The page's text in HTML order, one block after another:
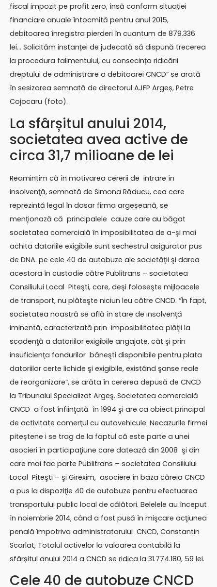
fiscal impozit pe profit zero, însă conform situației
financiare anuale întocmită pentru anul 2015,
debitoarea înregistra pierderi în cuantum de 879.336
lei… Solicităm instanței de judecată să dispună trecerea
la procedura falimentului, cu consecința ridicării
dreptului de administrare a debitoarei CNCD” se arată
în sesizarea semnată de directorul AJFP Argeș, Petre
Cojocaru (foto).
La sfârșitul anului 2014,
societatea avea active de
circa 31,7 milioane de lei
Reamintim că în motivarea cererii de intrare în
insolvenţă, semnată de Simona Răducu, cea care
reprezintă legal în dosar firma argeșeană, se
menţionază că principalele cauze care au băgat
societatea comercială în imposibilitatea de a-şi mai
achita datoriile exigibile sunt sechestrul asigurator pus
de DNA. pe cele 40 de autobuze ale societăţii şi darea
acestora în custodie către Publitrans – societatea
Consiliului Local Piteşti, care, deşi foloseşte mijloacele
de transport, nu plăteşte niciun leu către CNCD. “În fapt,
societatea noastră se află în stare de insolvenţă
iminentă, caracterizată prin imposibilitatea plăţii la
scadenţă a datoriilor exigibile angajate, cât şi prin
insuficienţa fondurilor băneşti disponibile pentru plata
datoriilor certe lichide şi exigibile, existând şanse reale
de reorganizare”, se arăta în cererea depusă de CNCD
la Tribunalul Specializat Argeş. Societatea comercială
CNCD a fost înfiinţată în 1994 şi are ca obiect principal
de activitate comerţul cu autovehicule. Necazurile firmei
piteștene i se trag de la faptul că este parte a unei
asocieri în participaţiune care datează din 2008 şi din
care mai fac parte Publitrans – societatea Consiliului
Local Piteşti – şi Girexim, asociere în baza căreia CNCD
a pus la dispoziţie 40 de autobuze pentru efectuarea
transportului public local de călători. Belelele au început
în noiembrie 2014, când a fost pusă în mişcare acţiunea
penală împotriva administratorului CNCD, Constantin
Scarlat, Totalul activelor la valoarea contabilă la
sfârșitul anului 2014 a CNCD se ridica la 31.774.180, 59 lei.
Cele 40 de autobuze CNCD